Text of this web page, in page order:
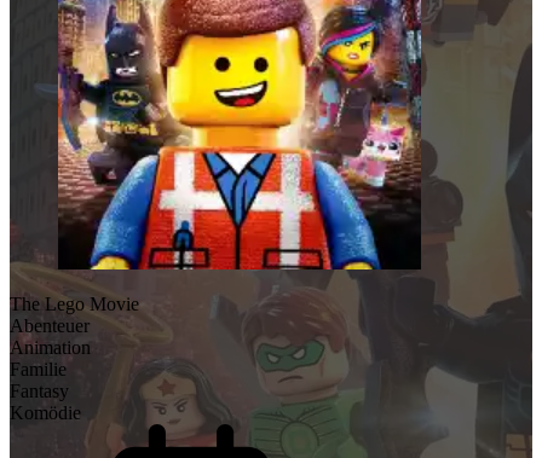
The Lego Movie
Abenteuer
Animation
Familie
Fantasy
Komödie